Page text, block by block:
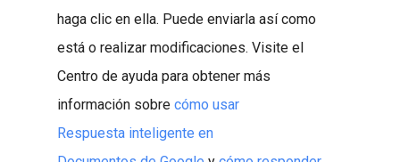
haga clic en ella. Puede enviarla así como
está o realizar modificaciones. Visite el
Centro de ayuda para obtener más
información sobre cómo usar
Respuesta inteligente en